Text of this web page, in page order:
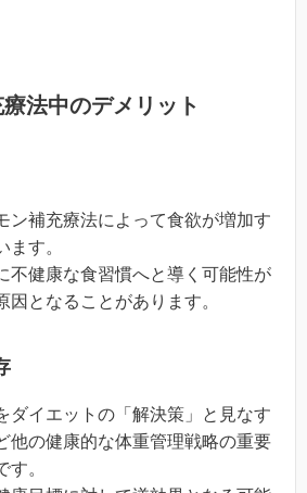
法中のデメリット
ン補充療法によって食欲が増加す
ます。
不健康な食習慣へと導く可能性が
因となることがあります。
ダイエットの「解決策」と見なす
他の健康的な体重管理戦略の重要
。